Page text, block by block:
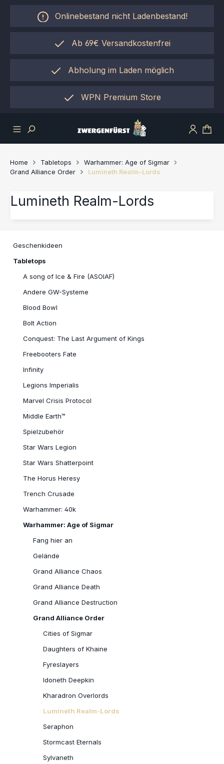
Zum Hauptinhalt springen
Onlinebestand nicht Ladenbestand!
Ab 69€ Versandkostenfrei
Abholung im Laden möglich
einfach per "Click&Collect"
WPN Premium Store
Home Tabletops
Warhammer: Age of Sigmar
Grand Alliance Order
Lumineth Realm-Lords
Lumineth Realm-Lords
Geschenkideen
Tabletops
A song of Ice & Fire (ASOIAF)
Andere GW-Systeme
Blood Bowl
Bolt Action
Conquest: The Last Argument of Kings
Freebooters Fate
Infinity
Legions Imperialis
Marvel Crisis Protocol
Middle Earth™
Spielzubehör
Star Wars Legion
Star Wars Shatterpoint
The Horus Heresy
Trench Crusade
Warhammer: 40k
Warhammer: Age of Sigmar
Fang hier an
Gelände
Grand Alliance Chaos
Grand Alliance Death
Grand Alliance Destruction
Grand Alliance Order
Cities of Sigmar
Daughters of Khaine
Fyreslayers
Idoneth Deepkin
Kharadron Overlords
Lumineth Realm-Lords
Seraphon
Stormcast Eternals
Sylvaneth